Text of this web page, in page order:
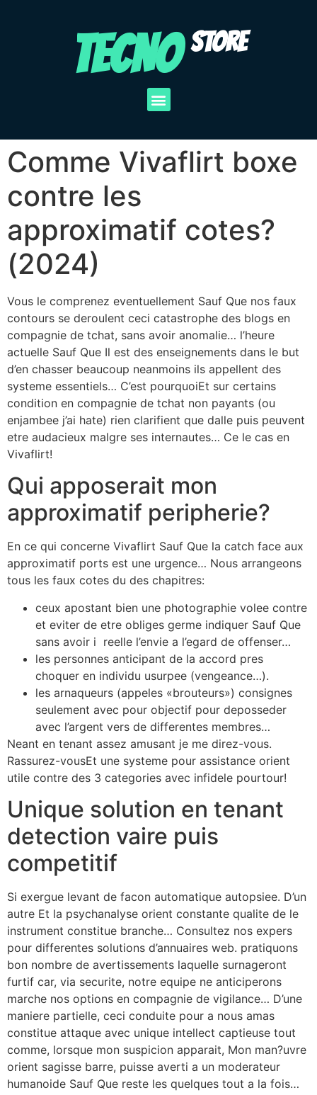
TECNO STORE
Comme Vivaflirt boxe
contre les
approximatif cotes?
(2024)
Vous le comprenez eventuellement Sauf Que nos faux
contours se deroulent ceci catastrophe des blogs en
compagnie de tchat, sans avoir anomalie… l’heure
actuelle Sauf Que Il est des enseignements dans le but
d’en chasser beaucoup neanmoins ils appellent des
systeme essentiels… C’est pourquoiEt sur certains
condition en compagnie de tchat non payants (ou
enjambee j’ai hate) rien clarifient que dalle puis peuvent
etre audacieux malgre ses internautes… Ce le cas en
Vivaflirt!
Qui apposerait mon
approximatif peripherie?
En ce qui concerne Vivaflirt Sauf Que la catch face aux
approximatif ports est une urgence… Nous arrangeons
tous les faux cotes du des chapitres:
ceux apostant bien une photographie volee contre
et eviter de etre obliges germe indiquer Sauf Que
sans avoir i reelle l’envie a l’egard de offenser…
les personnes anticipant de la accord pres
choquer en individu usurpee (vengeance…).
les arnaqueurs (appeles «brouteurs») consignes
seulement avec pour objectif pour deposseder
avec l’argent vers de differentes membres…
Neant en tenant assez amusant je me direz-vous.
Rassurez-vousEt une systeme pour assistance orient
utile contre des 3 categories avec infidele pourtour!
Unique solution en tenant
detection vaire puis
competitif
Si exergue levant de facon automatique autopsiee. D’un
autre Et la psychanalyse orient constante qualite de le
instrument constitue branche… Consultez nos expers
pour differentes solutions d’annuaires web. pratiquons
bon nombre de avertissements laquelle surnageront
furtif car, via securite, notre equipe ne anticiperons
marche nos options en compagnie de vigilance… D’une
maniere partielle, ceci conduite pour a nous amas
constitue attaque avec unique intellect captieuse tout
comme, lorsque mon suspicion apparait, Mon man?uvre
orient sagisse barre, puisse averti a un moderateur
humanoide Sauf Que reste les quelques tout a la fois…